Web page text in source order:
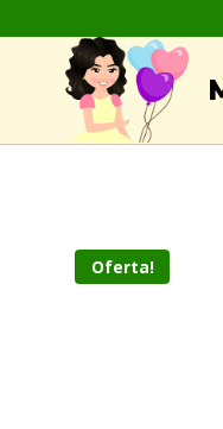
content
Oferta!